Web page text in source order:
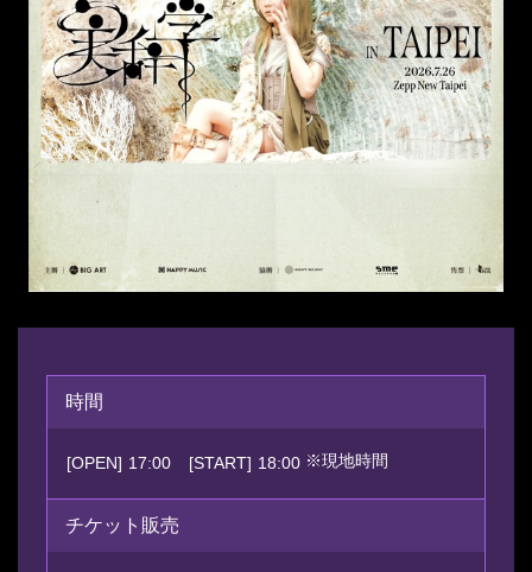
時間
[OPEN] 17:00 [START] 18:00 ※現地時間
チケット販売